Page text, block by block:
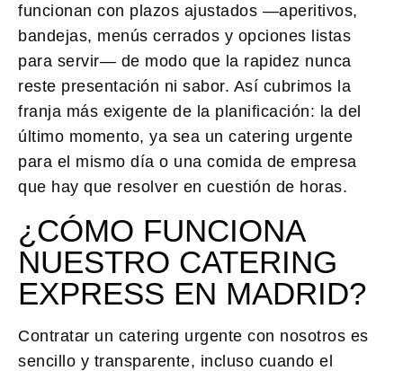
funcionan con plazos ajustados —aperitivos,
bandejas, menús cerrados y opciones listas
para servir— de modo que la rapidez nunca
reste presentación ni sabor. Así cubrimos la
franja más exigente de la planificación: la del
último momento, ya sea un catering urgente
para el mismo día o una comida de empresa
que hay que resolver en cuestión de horas.
¿CÓMO FUNCIONA
NUESTRO CATERING
EXPRESS EN MADRID?
Contratar un catering urgente con nosotros es
sencillo y transparente, incluso cuando el